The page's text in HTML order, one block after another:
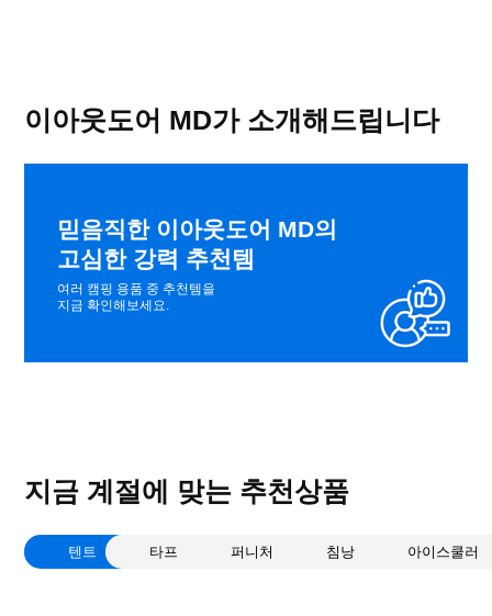
이아웃도어 MD가 소개해드립니다
믿음직한 이아웃도어 MD의
고심한 강력 추천템
여러 캠핑 용품 중 추천템을
지금 확인해보세요.
지금 계절에 맞는 추천상품
텐트 타프 퍼니처 침낭 아이스쿨러